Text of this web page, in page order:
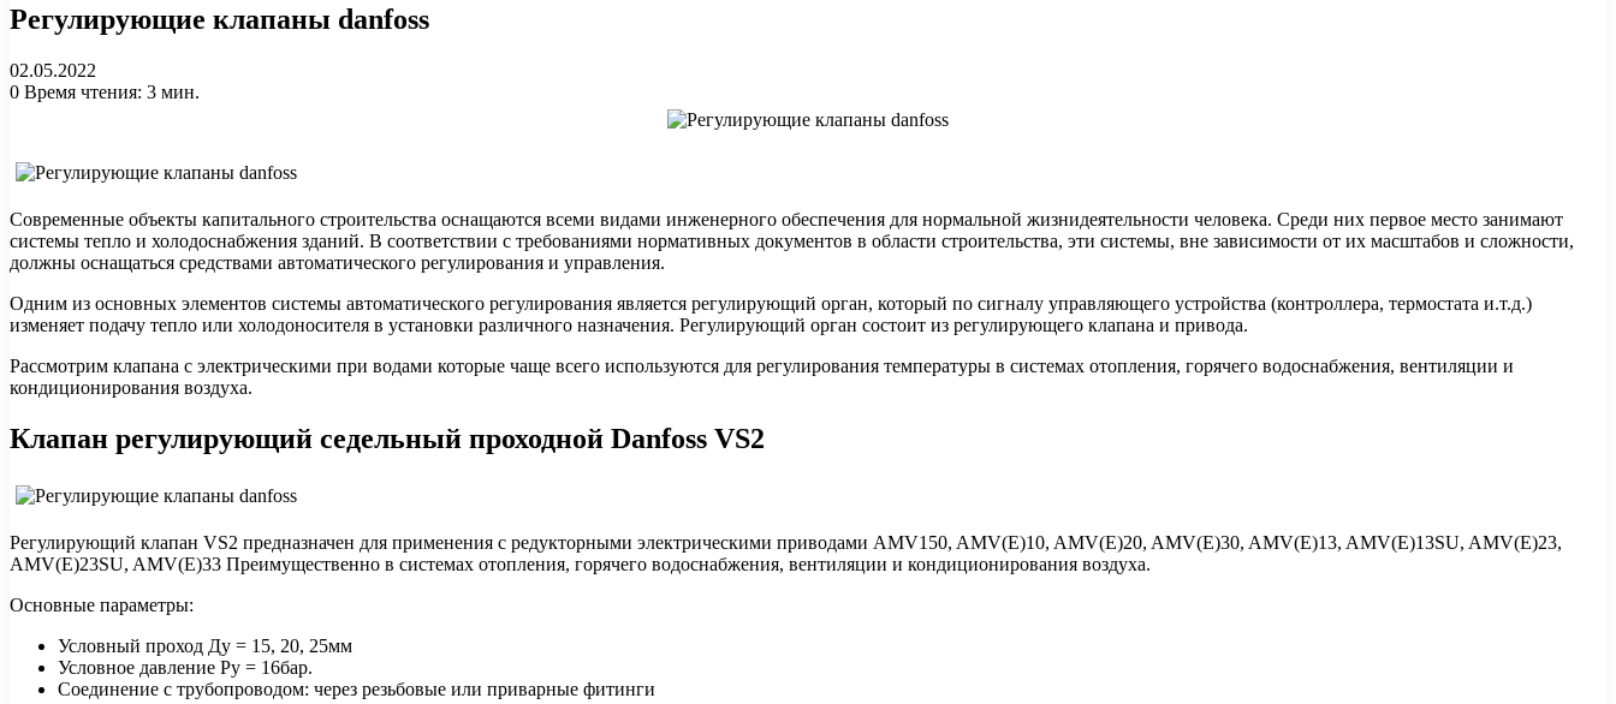
Регулирующие клапаны danfoss
02.05.2022
0 Время чтения: 3 мин.
Современные объекты капитального строительства оснащаются всеми видами инженерного обеспечения для нормальной жизнидеятельности человека. Среди них первое место занимают
системы тепло и холодоснабжения зданий. В соответствии с требованиями нормативных документов в области строительства, эти системы, вне зависимости от их масштабов и сложности,
должны оснащаться средствами автоматического регулирования и управления.
Одним из основных элементов системы автоматического регулирования является регулирующий орган, который по сигналу управляющего устройства (контроллера, термостата и.т.д.)
изменяет подачу тепло или холодоносителя в установки различного назначения. Регулирующий орган состоит из регулирующего клапана и привода.
Рассмотрим клапана с электрическими при водами которые чаще всего используются для регулирования температуры в системах отопления, горячего водоснабжения, вентиляции и
кондиционирования воздуха.
Клапан регулирующий седельный проходной Danfoss VS2
Регулирующий клапан VS2 предназначен для применения с редукторными электрическими приводами AMV150, AMV(Е)10, AMV(Е)20, AMV(Е)30, AMV(Е)13, AMV(Е)13SU, AMV(Е)23,
AMV(Е)23SU, AMV(Е)33 Преимущественно в системах отопления, горячего водоснабжения, вентиляции и кондиционирования воздуха.
Основные параметры:
Условный проход Ду = 15, 20, 25мм
Условное давление Ру = 16бар.
Соединение с трубопроводом: через резьбовые или приварные фитинги